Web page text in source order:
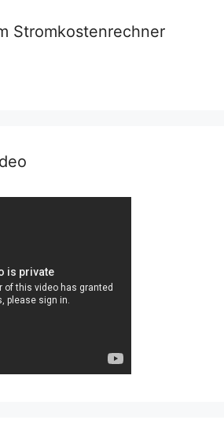
Stromkostenrechner